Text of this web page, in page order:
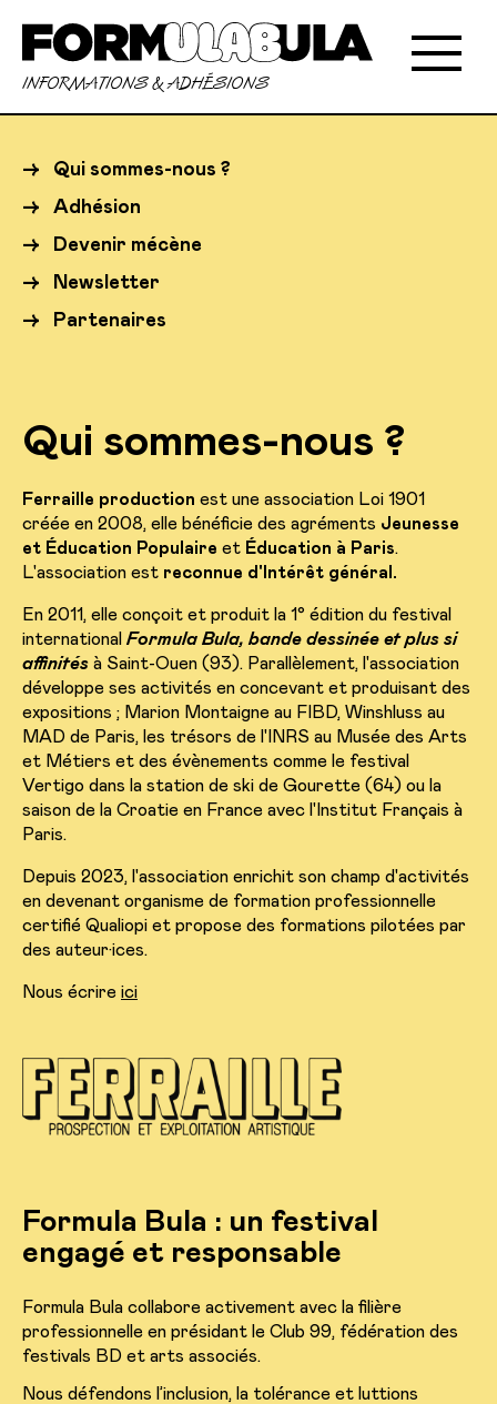
INFORMATIONS & ADHÉSIONS
→
Qui sommes-nous ?
→
Adhésion
→
Devenir mécène
→
Newsletter
→
Partenaires
Qui sommes-nous ?
Ferraille production est une association Loi 1901
créée en 2008, elle bénéficie des agréments Jeunesse
et Éducation Populaire et Éducation à Paris.
L'association est reconnue d'Intérêt général.
En 2011, elle conçoit et produit la 1° édition du festival
international Formula Bula, bande dessinée et plus si
affinités à Saint-Ouen (93). Parallèlement, l'association
développe ses activités en concevant et produisant des
expositions ; Marion Montaigne au FIBD, Winshluss au
MAD de Paris, les trésors de l'INRS au Musée des Arts
et Métiers et des évènements comme le festival
Vertigo dans la station de ski de Gourette (64) ou la
saison de la Croatie en France avec l'Institut Français à
Paris.
Depuis 2023, l'association enrichit son champ d'activités
en devenant organisme de formation professionnelle
certifié Qualiopi et propose des formations pilotées par
des auteur·ices.
Nous écrire ici
Formula Bula : un festival
engagé et responsable
Formula Bula collabore activement avec la filière
professionnelle en présidant le Club 99, fédération des
festivals BD et arts associés.
Nous défendons l’inclusion, la tolérance et luttions